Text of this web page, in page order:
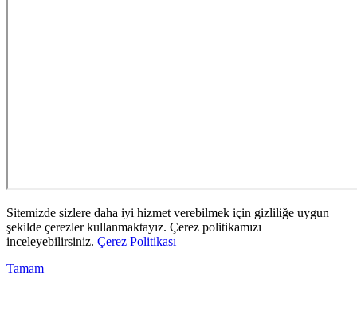
Sitemizde sizlere daha iyi hizmet verebilmek için gizliliğe uygun
şekilde çerezler kullanmaktayız. Çerez politikamızı
inceleyebilirsiniz. Çerez Politikası
Tamam